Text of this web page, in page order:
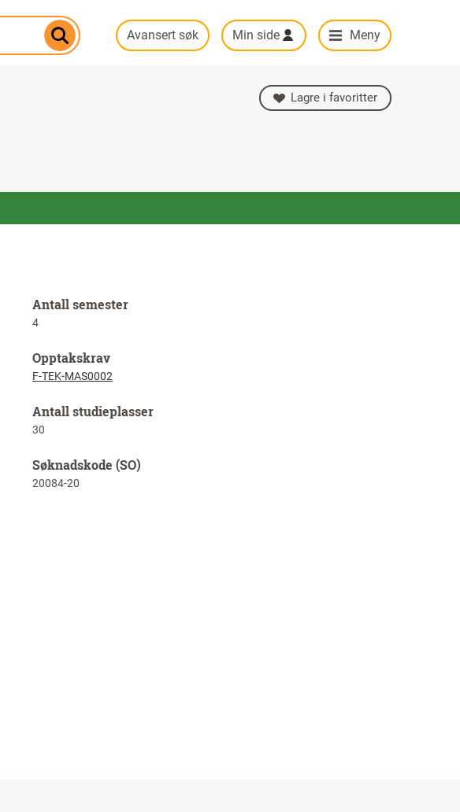
Avansert søk Min side Meny
Lagre i favoritter
Antall semester
4
Opptakskrav
F-TEK-MAS0002
Antall studieplasser
30
Søknadskode (SO)
20084-20